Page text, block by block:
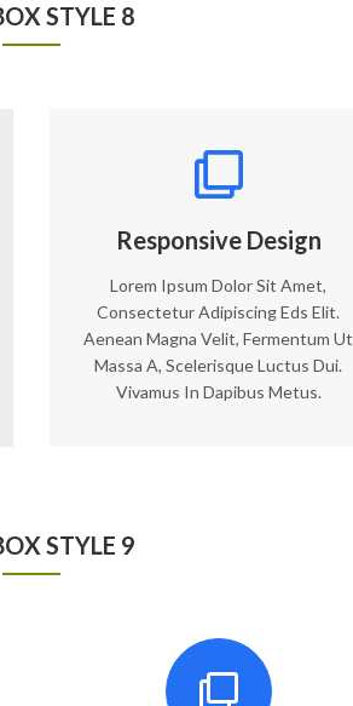
STYLE 8
Responsive Design
Lorem Ipsum Dolor Sit Amet,
Consectetur Adipiscing Eds Elit.
Aenean Magna Velit, Fermentum Ut
Massa A, Scelerisque Luctus Dui.
Vivamus In Dapibus Metus.
STYLE 9